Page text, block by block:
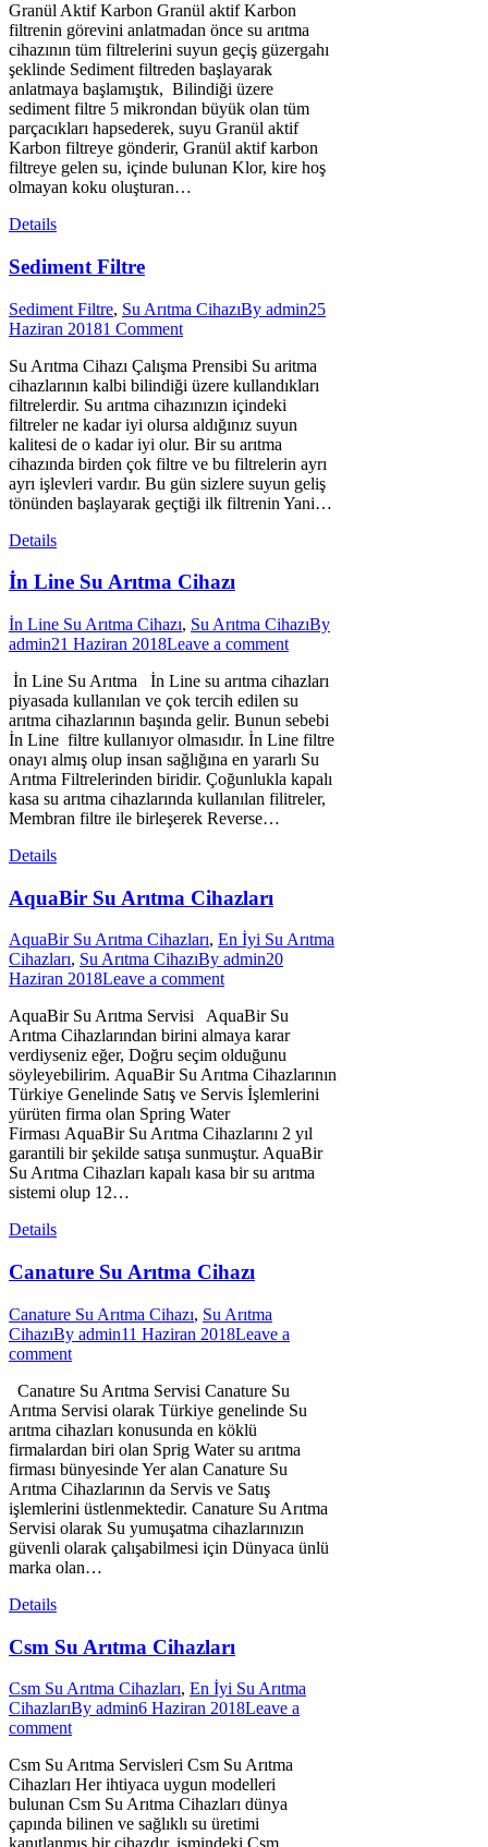
Granül Aktif Karbon Granül aktif Karbon
filtrenin görevini anlatmadan önce su arıtma
cihazının tüm filtrelerini suyun geçiş güzergahı
şeklinde Sediment filtreden başlayarak
anlatmaya başlamıştık, Bilindiği üzere
sediment filtre 5 mikrondan büyük olan tüm
parçacıkları hapsederek, suyu Granül aktif
Karbon filtreye gönderir, Granül aktif karbon
filtreye gelen su, içinde bulunan Klor, kire hoş
olmayan koku oluşturan…
Details
Sediment Filtre
Sediment Filtre, Su Arıtma CihazıBy admin25
Haziran 20181 Comment
Su Arıtma Cihazı Çalışma Prensibi Su aritma
cihazlarının kalbi bilindiği üzere kullandıkları
filtrelerdir. Su arıtma cihazınızın içindeki
filtreler ne kadar iyi olursa aldığınız suyun
kalitesi de o kadar iyi olur. Bir su arıtma
cihazında birden çok filtre ve bu filtrelerin ayrı
ayrı işlevleri vardır. Bu gün sizlere suyun geliş
tönünden başlayarak geçtiği ilk filtrenin Yani…
Details
İn Line Su Arıtma Cihazı
İn Line Su Arıtma Cihazı, Su Arıtma CihazıBy
admin21 Haziran 2018Leave a comment
İn Line Su Arıtma İn Line su arıtma cihazları
piyasada kullanılan ve çok tercih edilen su
arıtma cihazlarının başında gelir. Bunun sebebi
İn Line filtre kullanıyor olmasıdır. İn Line filtre
onayı almış olup insan sağlığına en yararlı Su
Arıtma Filtrelerinden biridir. Çoğunlukla kapalı
kasa su arıtma cihazlarında kullanılan filitreler,
Membran filtre ile birleşerek Reverse…
Details
AquaBir Su Arıtma Cihazları
AquaBir Su Arıtma Cihazları, En İyi Su Arıtma
Cihazları, Su Arıtma CihazıBy admin20
Haziran 2018Leave a comment
AquaBir Su Arıtma Servisi AquaBir Su
Arıtma Cihazlarından birini almaya karar
verdiyseniz eğer, Doğru seçim olduğunu
söyleyebilirim. AquaBir Su Arıtma Cihazlarının
Türkiye Genelinde Satış ve Servis İşlemlerini
yürüten firma olan Spring Water
Firması AquaBir Su Arıtma Cihazlarını 2 yıl
garantili bir şekilde satışa sunmuştur. AquaBir
Su Arıtma Cihazları kapalı kasa bir su arıtma
sistemi olup 12…
Details
Canature Su Arıtma Cihazı
Canature Su Arıtma Cihazı, Su Arıtma
CihazıBy admin11 Haziran 2018Leave a
comment
Canatıre Su Arıtma Servisi Canature Su
Arıtma Servisi olarak Türkiye genelinde Su
arıtma cihazları konusunda en köklü
firmalardan biri olan Sprig Water su arıtma
firması bünyesinde Yer alan Canature Su
Arıtma Cihazlarının da Servis ve Satış
işlemlerini üstlenmektedir. Canature Su Arıtma
Servisi olarak Su yumuşatma cihazlarınızın
güvenli olarak çalışabilmesi için Dünyaca ünlü
marka olan…
Details
Csm Su Arıtma Cihazları
Csm Su Arıtma Cihazları, En İyi Su Arıtma
CihazlarıBy admin6 Haziran 2018Leave a
comment
Csm Su Arıtma Servisleri Csm Su Arıtma
Cihazları Her ihtiyaca uygun modelleri
bulunan Csm Su Arıtma Cihazları dünya
çapında bilinen ve sağlıklı su üretimi